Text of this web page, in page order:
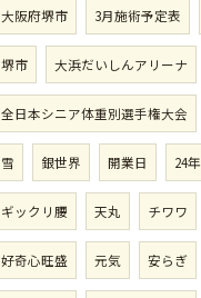
大阪府堺市 3月施術予定表
堺市 大浜だいしんアリーナ
全日本シニア体重別選手権大会
雪 銀世界 開業日 24年
ギックリ腰 天丸 チワワ
好奇心旺盛 元気 安らぎ